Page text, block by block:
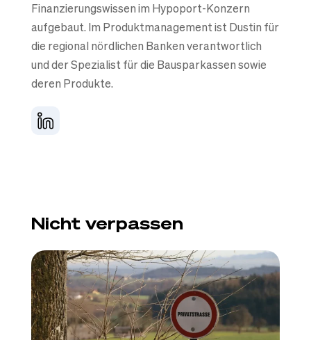
Finanzierungswissen im Hypoport-Konzern
aufgebaut. Im Produktmanagement ist Dustin für
die regional nördlichen Banken verantwortlich
und der Spezialist für die Bausparkassen sowie
deren Produkte.
Nicht verpassen